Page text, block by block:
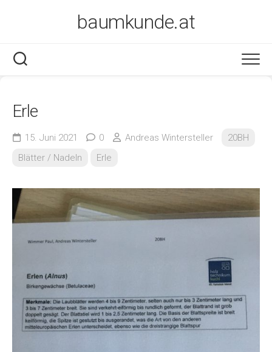
baumkunde.at
Erle
15. Juni 2021 0 Andreas Wintersteller
20BH
Blätter / Nadeln
Erle